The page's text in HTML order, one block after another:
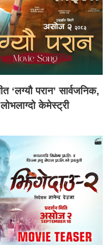
‘लग्यौ परान’ सार्वजनिक,
केमेस्ट्री